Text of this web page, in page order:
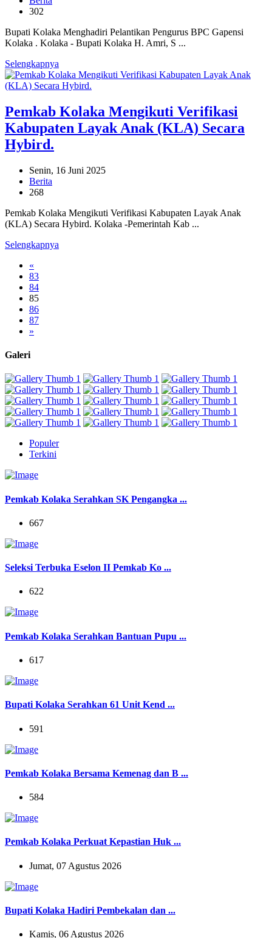
302
Bupati Kolaka Menghadiri Pelantikan Pengurus BPC Gapensi
Kolaka . Kolaka - Bupati Kolaka H. Amri, S ...
Selengkapnya
Pemkab Kolaka Mengikuti Verifikasi
Kabupaten Layak Anak (KLA) Secara
Hybird.
Senin, 16 Juni 2025
Berita
268
Pemkab Kolaka Mengikuti Verifikasi Kabupaten Layak Anak
(KLA) Secara Hybird. Kolaka -Pemerintah Kab ...
Selengkapnya
«
83
84
85
86
87
»
Galeri
Populer
Terkini
Pemkab Kolaka Serahkan SK Pengangka ...
667
Seleksi Terbuka Eselon II Pemkab Ko ...
622
Pemkab Kolaka Serahkan Bantuan Pupu ...
617
Bupati Kolaka Serahkan 61 Unit Kend ...
591
Pemkab Kolaka Bersama Kemenag dan B ...
584
Pemkab Kolaka Perkuat Kepastian Huk ...
Jumat, 07 Agustus 2026
Bupati Kolaka Hadiri Pembekalan dan ...
Kamis, 06 Agustus 2026